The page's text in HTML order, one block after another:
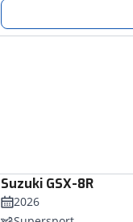
Suzuki GSX-8R
2026